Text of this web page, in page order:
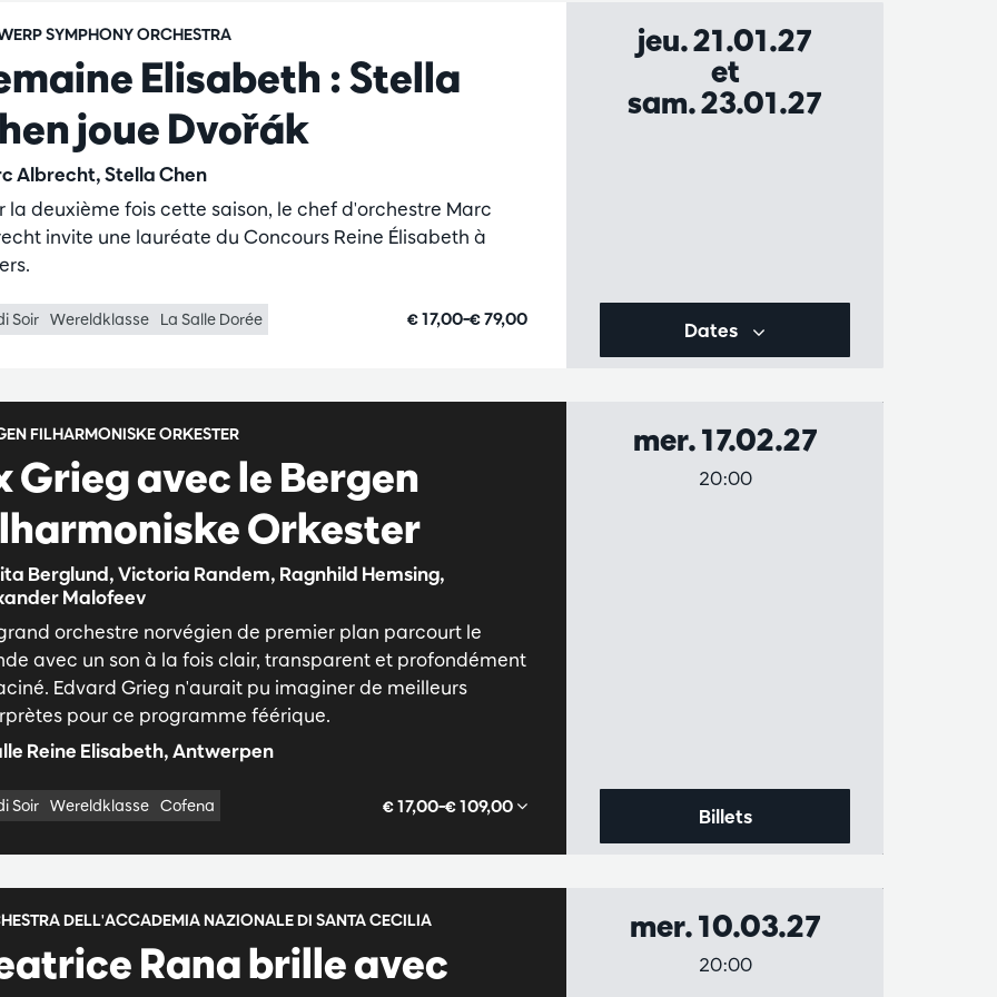
Elisabeth : Stella
joue Dvořák
Albrecht, Stella Chen
SYMPHONY ORCHESTRA
la deuxième fois cette saison, le chef d'orchestre Marc
invite une lauréate du Concours Reine Élisabeth à
Soir Wereldklasse La Salle Dorée € 17,00–€ 79,00
jeu. 21.01.27
et
sam. 23.01.27
Dates
Grieg avec le Bergen
Orkester
Berglund, Victoria Randem, Ragnhild Hemsing,
Malofeev
FILHARMONISKE ORKESTER
orchestre norvégien de premier plan parcourt le
avec un son à la fois clair, transparent et profondément
Edvard Grieg n'aurait pu imaginer de meilleurs
pour ce programme féérique.
Reine Elisabeth, Antwerpen
Soir Wereldklasse Cofena € 17,00–€ 109,00
mer. 17.02.27
20:00
Billets
Rana brille avec
DELL'ACCADEMIA NAZIONALE DI SANTA CECILIA mer. 10.03.27
20:00